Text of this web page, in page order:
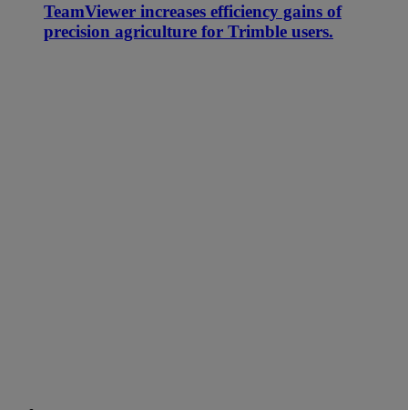
TeamViewer increases efficiency gains of
precision agriculture for Trimble users.